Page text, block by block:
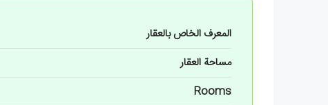
المعرف الخاص بالعقار
مساحة العقار
Rooms